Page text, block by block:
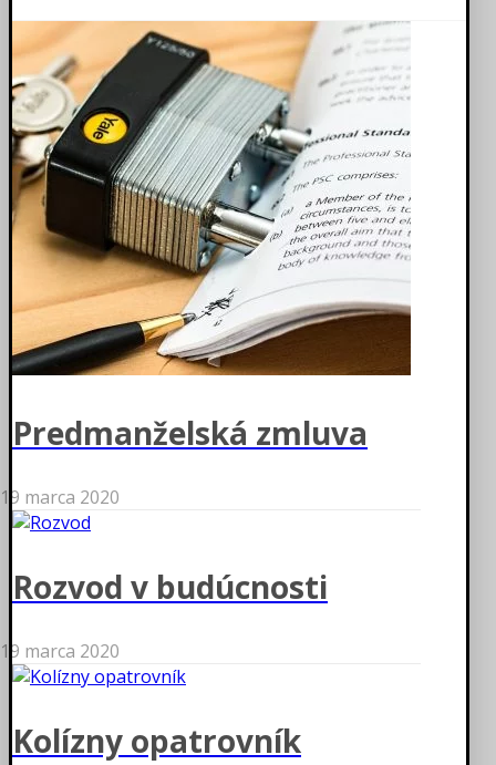
Predmanželská zmluva
19 marca 2020
Rozvod v budúcnosti
19 marca 2020
Kolízny opatrovník